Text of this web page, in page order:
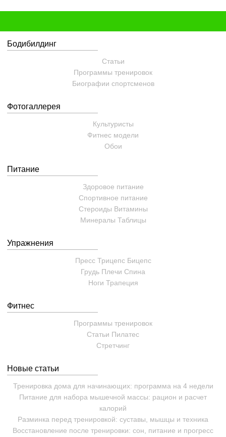
Бодибилдинг
Статьи
Программы тренировок
Биографии спортсменов
Фотогаллерея
Культуристы
Фитнес модели
Обои
Питание
Здоровое питание
Спортивное питание
Стероиды Витамины
Минералы Таблицы
Упражнения
Пресс Трицепс Бицепс
Грудь Плечи Спина
Ноги Трапеция
Фитнес
Программы тренировок
Статьи Пилатес
Cтретчинг
Новые статьи
Тренировка дома для начинающих: программа на 4 недели
Питание для набора мышечной массы: рацион и расчет
калорий
Разминка перед тренировкой: суставы, мышцы и техника
Восстановление после тренировки: сон, питание и прогресс